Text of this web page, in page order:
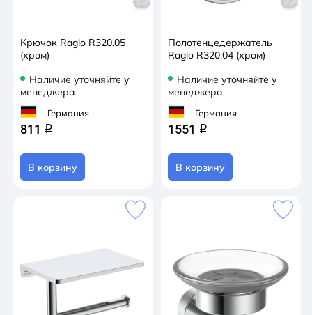
Крючок Raglo R320.05
(хром)
Наличие уточняйте у
менеджера
Германия
811 q
В корзину
Полотенцедержатель
Raglo R320.04 (хром)
Наличие уточняйте у
менеджера
Германия
1551 q
В корзину